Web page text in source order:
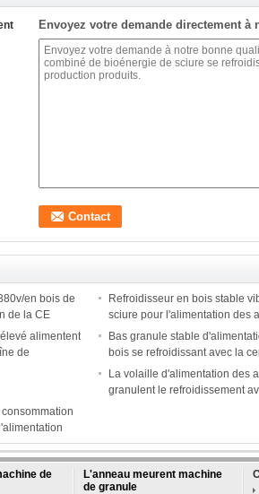
Envoyez votre demande directement à
en bois de
de la CE
Refroidisseur en bois stable
sciure pour l'alimentation des
alimentent
de
Bas granule stable
bois se refroidissant avec la
La volaille d'alimentation des
granulent le refroidissement
de
L'anneau meurent machine
de granule